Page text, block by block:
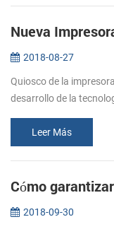
2018-08-27
Quiosco de la
desarrollo de la
Leer Más
2018-09-30